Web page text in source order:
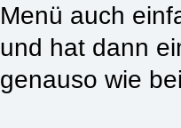
Menü auch
und hat dann
genauso wie